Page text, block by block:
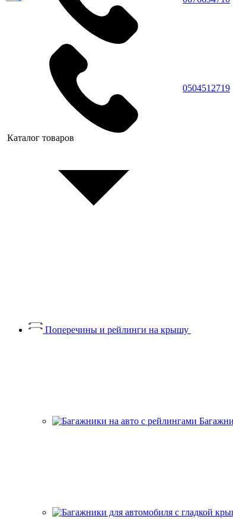
0504512719
Каталог товаров
Поперечины и рейлинги на крышу